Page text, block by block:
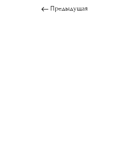
Предыдущая